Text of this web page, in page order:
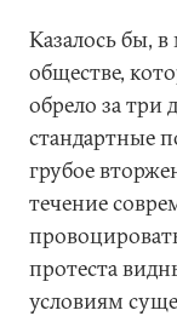
Казалось бы,
обществе,
обрело за
стандартные
грубое
течение
протеста
условиям